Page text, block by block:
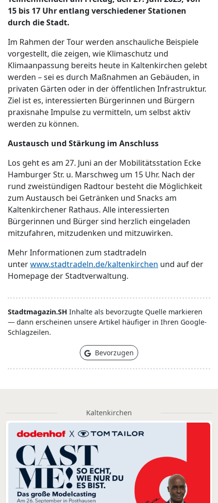
15 bis 17 Uhr entlang verschiedener Stationen
durch die Stadt.
Im Rahmen der Tour werden anschauliche Beispiele
vorgestellt, die zeigen, wie Klimaschutz und
Klimaanpassung bereits heute in Kaltenkirchen gelebt
werden – sei es durch Maßnahmen an Gebäuden, in
privaten Gärten oder in der öffentlichen Infrastruktur.
Ziel ist es, interessierten Bürgerinnen und Bürgern
praxisnahe Impulse zu vermitteln, um selbst aktiv
werden zu können.
Austausch und Stärkung im Anschluss
Los geht es am 27. Juni an der Mobilitätsstation Ecke
Hamburger Str. u. Marschweg um 15 Uhr. Nach der
rund zweistündigen Radtour besteht die Möglichkeit
zum Austausch bei Getränken und Snacks am
Kaltenkirchener Rathaus. Alle interessierten
Bürgerinnen und Bürger sind herzlich eingeladen
mitzufahren, mitzudenken und mitzuwirken.
Mehr Informationen zum stadtradeln
unterwww.stadtradeln.de/kaltenkirchen und auf der
Homepage der Stadtverwaltung.
Stadtmagazin.SH Inhalte als bevorzugte Quelle markieren
— dann erscheinen unsere Artikel häufiger in Ihren Google-
Schlagzeilen.
Bevorzugen
Kaltenkirchen